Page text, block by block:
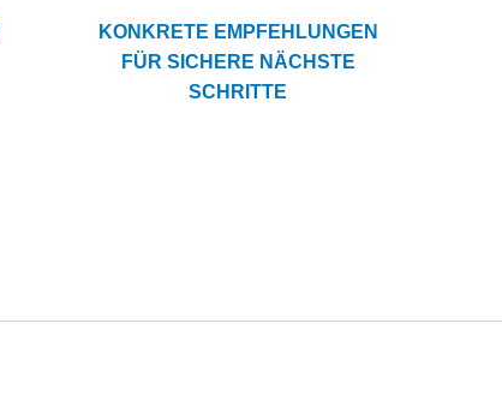
KONKRETE EMPFEHLUNGEN
FÜR SICHERE NÄCHSTE
SCHRITTE